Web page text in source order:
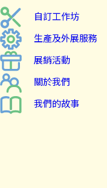
自訂工作坊
生產及外展服務
展銷活動
關於我們
我們的故事